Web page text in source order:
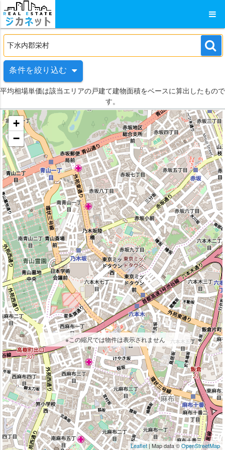
条件を絞り込む
平均相場単価は該当エリアの戸建て建物面積をベースに算出したもので
す。
+
−
Leaflet| Map data ©OpenStreetMap
※この縮尺では物件は表示されません